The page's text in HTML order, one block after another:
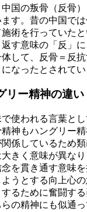
国の叛骨（反骨
す。昔の中国で
術を行っていた
す意味の「反」
して、反骨＝反
なったとされてい
リー精神の違い
使われる言葉と
神もハングリー
係しているため
きく意味が異な
を貫き通す意味
うとする向上心
るために奮闘す
の精神にも似通